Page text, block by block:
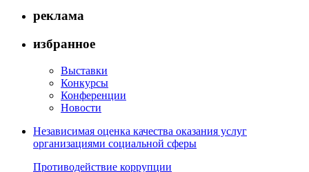
реклама
избранное
Выставки
Конкурсы
Конференции
Новости
Независимая оценка качества оказания услуг
организациями социальной сферы
Противодействие коррупции